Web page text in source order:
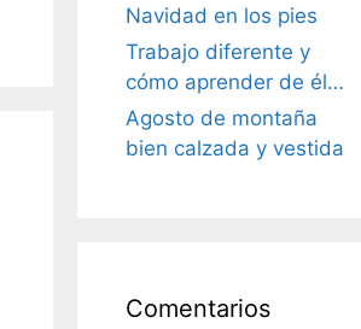
Navidad en los pies
Trabajo diferente y
cómo aprender de él…
Agosto de montaña
bien calzada y vestida
Comentarios